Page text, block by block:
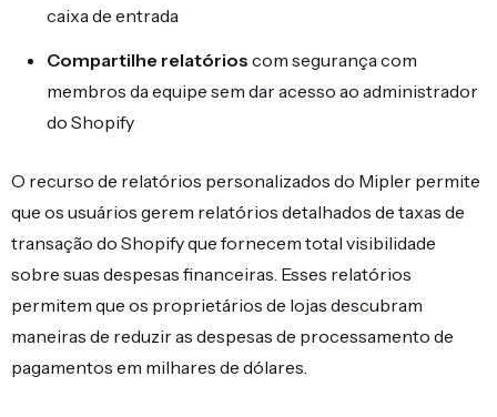
caixa de entrada
Compartilhe relatórios com segurança com
membros da equipe sem dar acesso ao administrador
do Shopify
O recurso de relatórios personalizados do Mipler permite
que os usuários gerem relatórios detalhados de taxas de
transação do Shopify que fornecem total visibilidade
sobre suas despesas financeiras. Esses relatórios
permitem que os proprietários de lojas descubram
maneiras de reduzir as despesas de processamento de
pagamentos em milhares de dólares.